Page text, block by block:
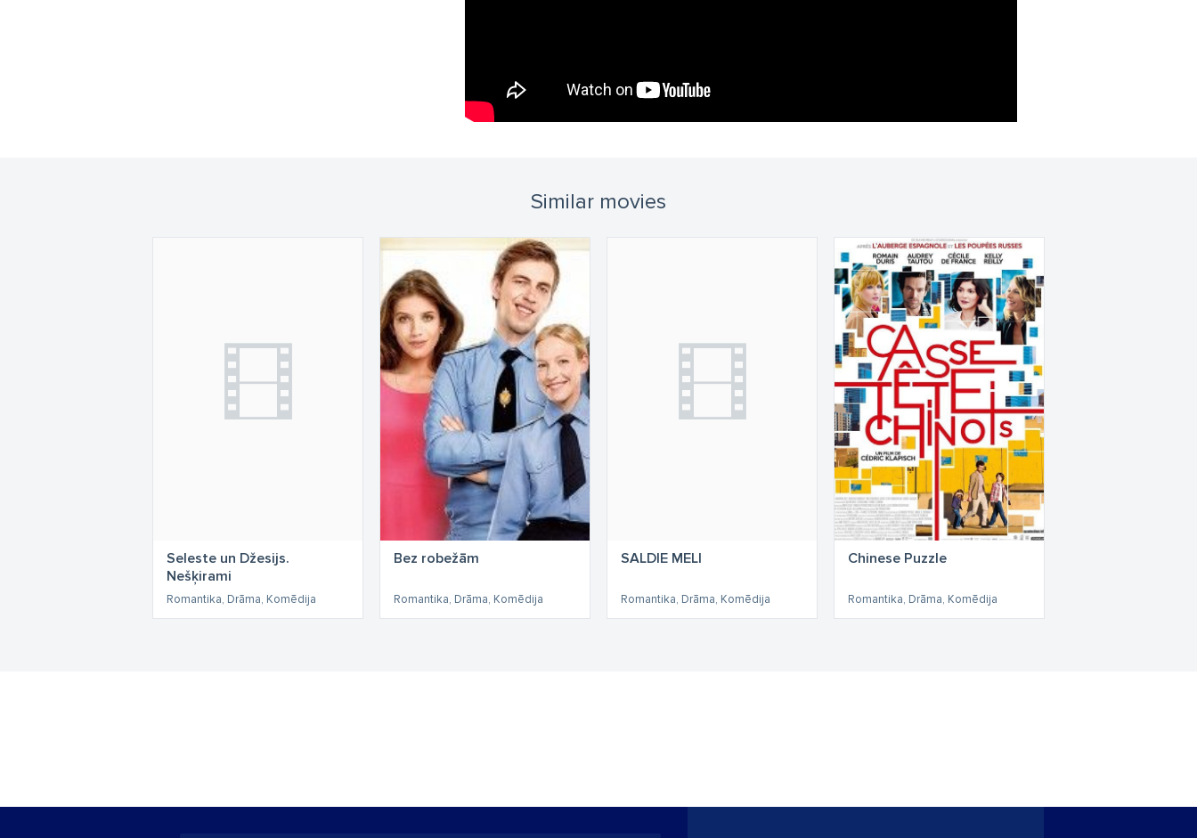
Similar movies
Seleste un Džesijs.
Nešķirami
Romantika, Drāma, Komēdija
Bez robežām
Romantika, Drāma, Komēdija
SALDIE MELI
Romantika, Drāma, Komēdija
Chinese Puzzle
Romantika, Drāma, Komēdija